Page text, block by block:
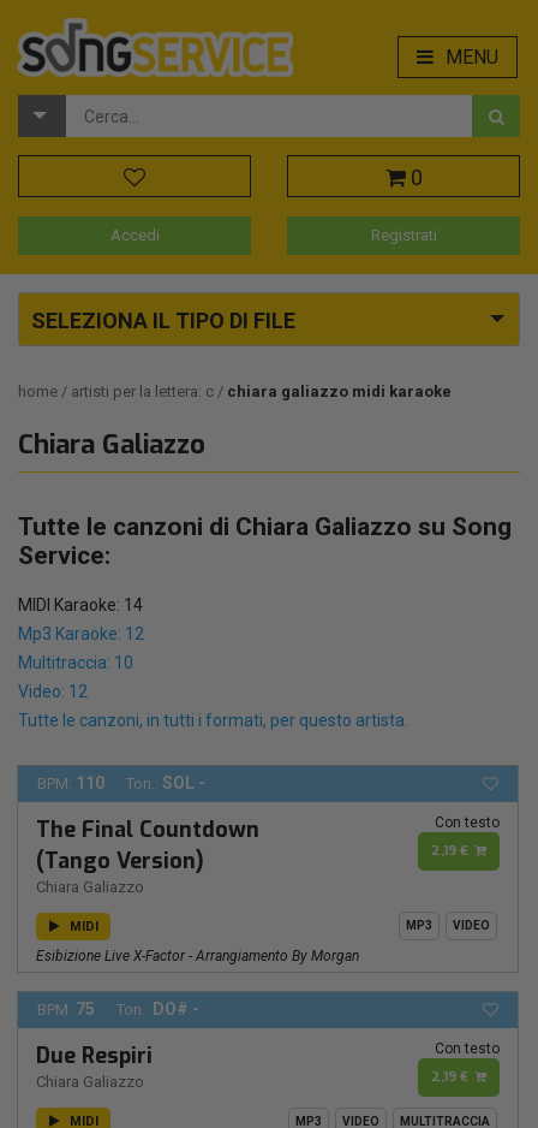
MENU
0
Accedi Registrati
SELEZIONA IL TIPO DI FILE
home artisti per la lettera: c chiara galiazzo midi karaoke
Chiara Galiazzo
Tutte le canzoni di Chiara Galiazzo su Song
Service:
MIDI Karaoke: 14
Mp3 Karaoke: 12
Multitraccia: 10
Video: 12
Tutte le canzoni, in tutti i formati, per questo artista.
BPM: 110 Ton.: SOL -
The Final Countdown
(Tango Version)
Chiara Galiazzo
Con testo
2,19 €
MIDI MP3 VIDEO
Esibizione Live X-Factor - Arrangiamento By Morgan
BPM: 75 Ton.: DO# -
Due Respiri
Chiara Galiazzo
Con testo
2,19 €
MIDI MP3 VIDEO MULTITRACCIA